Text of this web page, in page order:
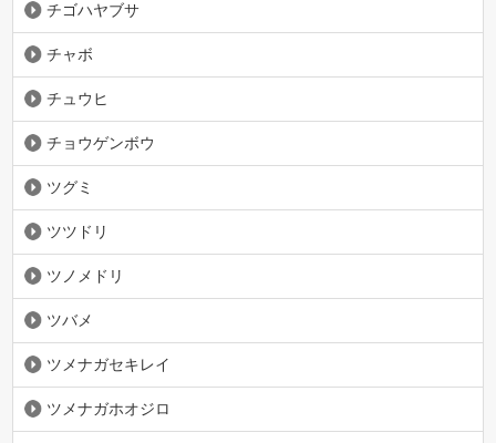
チゴハヤブサ
チャボ
チュウヒ
チョウゲンボウ
ツグミ
ツツドリ
ツノメドリ
ツバメ
ツメナガセキレイ
ツメナガホオジロ